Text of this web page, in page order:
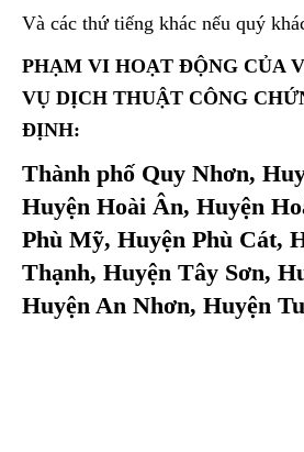
Và các thứ tiếng khác nếu quý
PHẠM VI HOẠT ĐỘNG CỦA
VỤ DỊCH THUẬT CÔNG
ĐỊNH:
Thành phố Quy Nhơn,
Huyện Hoài Ân, Huyện
Phù Mỹ, Huyện Phù Cát,
Thạnh, Huyện Tây Sơn,
Huyện An Nhơn, Huyện